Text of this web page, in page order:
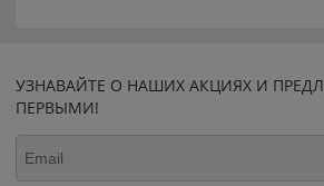
УЗНАВАЙТЕ О НАШИХ АКЦИЯХ И
ПЕРВЫМИ!